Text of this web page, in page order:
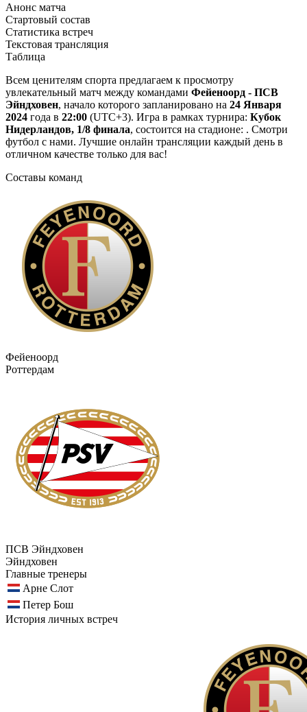
Анонс матча
Стартовый состав
Статистика встреч
Текстовая трансляция
Таблица
Всем ценителям спорта предлагаем к просмотру
увлекательный матч между командами Фейеноорд - ПСВ
Эйндховен, начало которого запланировано на 24 Января
2024 года в 22:00 (UTC+3). Игра в рамках турнира: Кубок
Нидерландов, 1/8 финала, состоится на стадионе: . Смотри
футбол с нами. Лучшие онлайн трансляции каждый день в
отличном качестве только для вас!
Составы команд
Фейеноорд
Роттердам
ПСВ Эйндховен
Эйндховен
Главные тренеры
Арне Слот
Петер Бош
История личных встреч